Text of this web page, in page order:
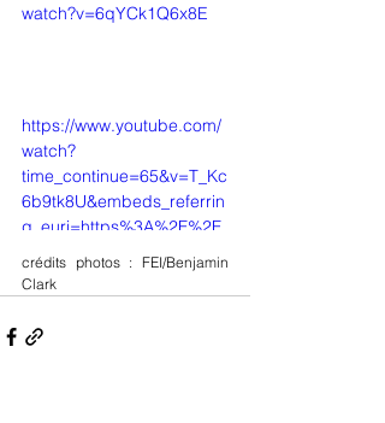
watch?v=6qYCk1Q6x8E
https://www.youtube.com/
watch?
time_continue=65&v=T_Kc
6b9tk8U&embeds_referrin
g_euri=https%3A%2F%2F
eurodressage.com%2F&s
ource_ve_path=Mjg2NjY
crédits photos : FEI/Benjamin
Clark